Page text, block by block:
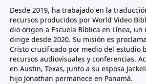
Desde 2019, ha trabajado en la
recursos producidos por World Video
dio origen a Escuela Bíblica en Línea,
dirige desde 2020. Su misión es
Cristo crucificado por medio del estudio
recursos audiovisuales y conferencias.
en Austin, Texas, junto a su esposa
hijo Jonathan permanece en Panamá.